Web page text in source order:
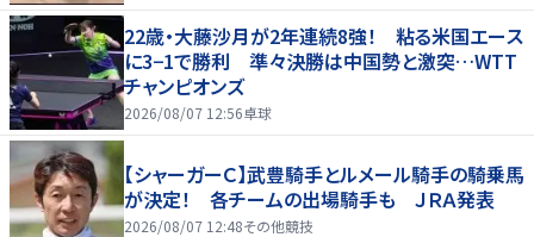
22歳・大藤沙月が2年連続8強！ 粘る米国エース
に3−1で勝利 準々決勝は中国勢と激突…WTT
チャンピオンズ
2026/08/07 12:56卓球
【シャーガーＣ】武豊騎手とルメール騎手の騎乗馬
が決定！ 各チームの出場騎手も ＪＲＡ発表
2026/08/07 12:48その他競技